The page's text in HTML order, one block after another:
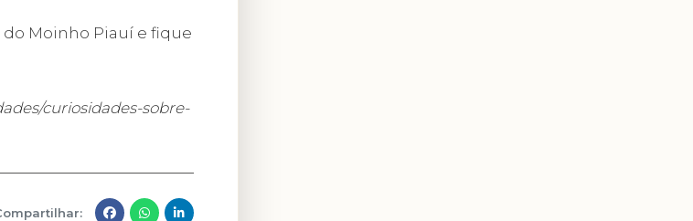
Moinho Piauí e fique
curiosidades-sobre-